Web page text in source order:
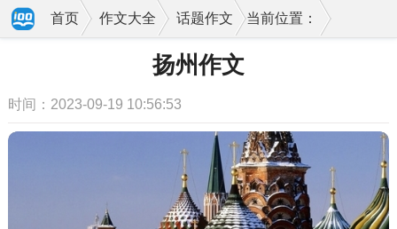
当前位置：
首页 作文大全 话题作文
扬州作文
时间：2023-09-19 10:56:53